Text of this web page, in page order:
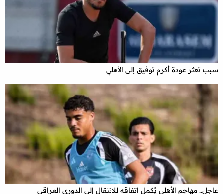
سبب تعثر عودة أكرم توفيق إلى الأهلي
عاجل.. مهاجم الأهلي يُكمل اتفاقه للانتقال إلى الدوري العراقي